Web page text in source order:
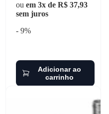
ou em 3x de R$ 37,93
sem juros
- 9%
Adicionar ao
carrinho